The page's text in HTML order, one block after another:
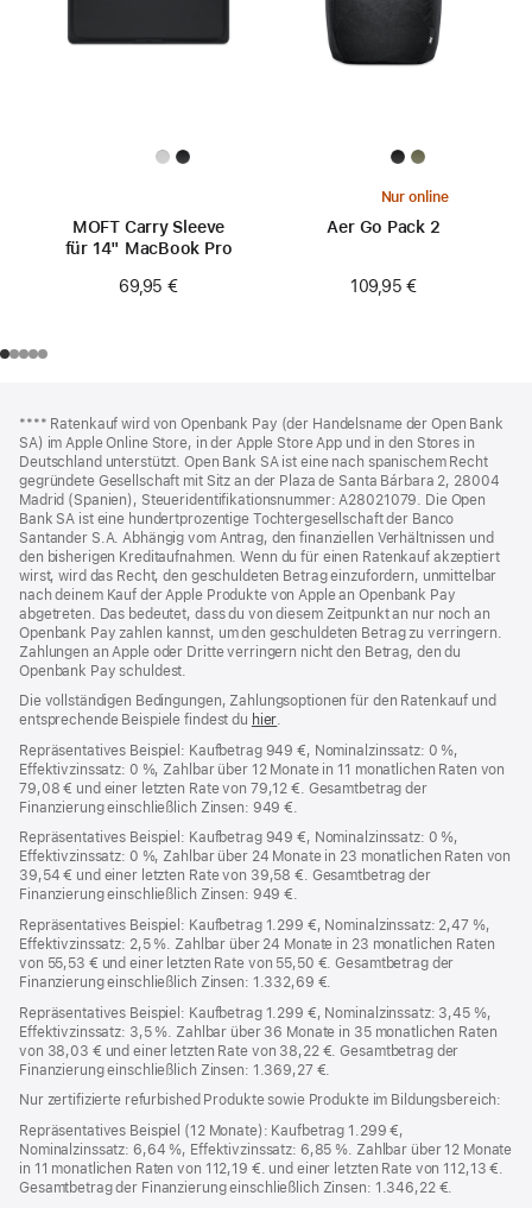
MOFT Carry Sleeve
für 14" MacBook Pro
69,95 €
Nur online
Aer Go Pack 2
109,95 €
Fußnote
**** Ratenkauf wird von Openbank Pay (der Handelsname der Open Bank
SA) im Apple Online Store, in der Apple Store App und in den Stores in
Deutschland unterstützt. Open Bank SA ist eine nach spanischem Recht
gegründete Gesellschaft mit Sitz an der Plaza de Santa Bárbara 2, 28004
Madrid (Spanien), Steueridentifikationsnummer: A28021079. Die Open
Bank SA ist eine hundertprozentige Tochtergesellschaft der Banco
Santander S.A. Abhängig vom Antrag, den finanziellen Verhältnissen und
den bisherigen Kreditaufnahmen. Wenn du für einen Ratenkauf akzeptiert
wirst, wird das Recht, den geschuldeten Betrag einzufordern, unmittelbar
nach deinem Kauf der Apple Produkte von Apple an Openbank Pay
abgetreten. Das bedeutet, dass du von diesem Zeitpunkt an nur noch an
Openbank Pay zahlen kannst, um den geschuldeten Betrag zu verringern.
Zahlungen an Apple oder Dritte verringern nicht den Betrag, den du
Openbank Pay schuldest.
Die vollständigen Bedingungen, Zahlungsoptionen für den Ratenkauf und
entsprechende Beispiele findest du hier(Öffnet
neues
Fenster)
.
Repräsentatives Beispiel: Kaufbetrag 949 €, Nominalzinssatz: 0 %,
Effektivzinssatz: 0 %, Zahlbar über 12 Monate in 11 monatlichen Raten von
79,08 € und einer letzten Rate von 79,12 €. Gesamtbetrag der
Finanzierung einschließlich Zinsen: 949 €.
Repräsentatives Beispiel: Kaufbetrag 949 €, Nominalzinssatz: 0 %,
Effektivzinssatz: 0 %, Zahlbar über 24 Monate in 23 monatlichen Raten von
39,54 € und einer letzten Rate von 39,58 €. Gesamtbetrag der
Finanzierung einschließlich Zinsen: 949 €.
Repräsentatives Beispiel: Kaufbetrag 1.299 €, Nominalzinssatz: 2,47 %,
Effektivzinssatz: 2,5 %. Zahlbar über 24 Monate in 23 monatlichen Raten
von 55,53 € und einer letzten Rate von 55,50 €. Gesamtbetrag der
Finanzierung einschließlich Zinsen: 1.332,69 €.
Repräsentatives Beispiel: Kaufbetrag 1.299 €, Nominalzinssatz: 3,45 %,
Effektivzinssatz: 3,5 %. Zahlbar über 36 Monate in 35 monatlichen Raten
von 38,03 € und einer letzten Rate von 38,22 €. Gesamtbetrag der
Finanzierung einschließlich Zinsen: 1.369,27 €.
Nur zertifizierte refurbished Produkte sowie Produkte im Bildungsbereich:
Repräsentatives Beispiel (12 Monate): Kaufbetrag 1.299 €,
Nominalzinssatz: 6,64 %, Effektivzinssatz: 6,85 %. Zahlbar über 12 Monate
in 11 monatlichen Raten von 112,19 €. und einer letzten Rate von 112,13 €.
Gesamtbetrag der Finanzierung einschließlich Zinsen: 1.346,22 €.